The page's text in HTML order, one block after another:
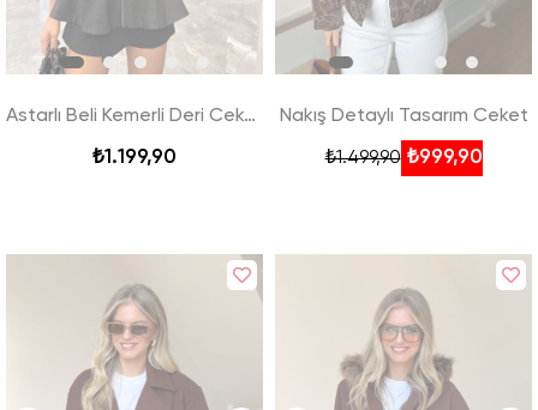
Astarlı Beli Kemerli Deri Ceket - Siyah
₺1.199,90
Nakış Detaylı Tasarım Ceket
₺999,90
₺1.499,90